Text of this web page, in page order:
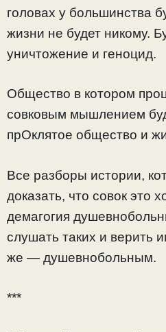
головах у большинства
жизни не будет никому.
уничтожение и геноцид.
Общество в котором
совковым мышлением
прОклятое общество и
Все разборы истории,
доказать, что совок это
демагогия
слушать таких и верить
же — душевнобольным.
***